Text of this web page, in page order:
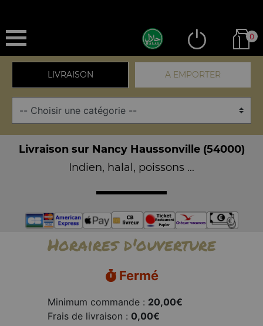
0
LIVRAISON A EMPORTER
Livraison sur Nancy Haussonville (54000)
Indien, halal, poissons ...
Horaires d'ouverture
Fermé
Minimum commande : 20,00€
Frais de livraison : 0,00€